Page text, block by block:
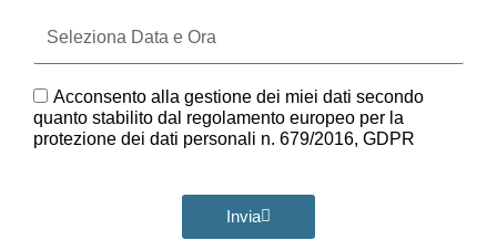
Data
e
GDPR
Acconsento alla gestione dei miei dati secondo
quanto stabilito dal regolamento europeo per la
protezione dei dati personali n. 679/2016, GDPR
Invia